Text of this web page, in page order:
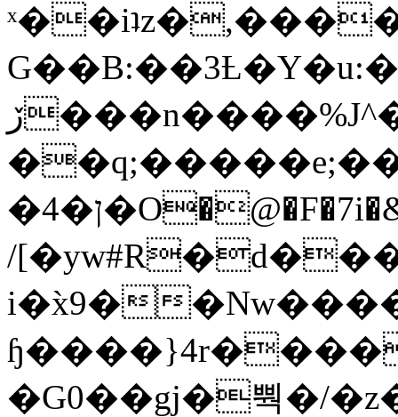
ڒ���n����%J^�}
/
i�x̀9�
�G0��gj�뿩�/